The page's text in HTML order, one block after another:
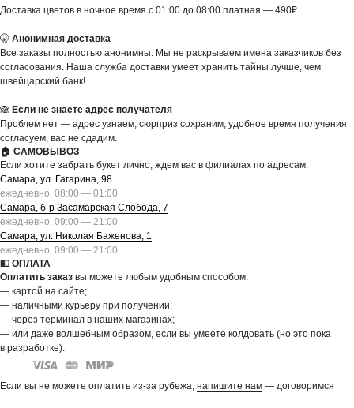
Доставка цветов в ночное время с 01:00 до 08:00 платная — 490₽
🤫 Анонимная доставка
Все заказы полностью анонимны. Мы не раскрываем имена заказчиков без
согласования. Наша служба доставки умеет хранить тайны лучше, чем
швейцарский банк!
🙈 Если не знаете адрес получателя
Проблем нет — адрес узнаем, сюрприз сохраним, удобное время получения
согласуем, вас не сдадим.
🏠 САМОВЫВОЗ
Если хотите забрать букет лично, ждем вас в филиалах по адресам:
Самара, ул. Гагарина, 98
ежедневно, 08:00 — 01:00
Самара, б-р Засамарская Слобода, 7
ежедневно, 09:00 — 21:00
Самара, ул. Николая Баженова, 1
ежедневно, 09:00 — 21:00
💵 ОПЛАТА
Оплатить заказ вы можете любым удобным способом:
— картой на сайте;
— наличными курьеру при получении;
— через терминал в наших магазинах;
— или даже волшебным образом, если вы умеете колдовать (но это пока
в разработке).
Если вы не можете оплатить из-за рубежа, напишите нам — договоримся